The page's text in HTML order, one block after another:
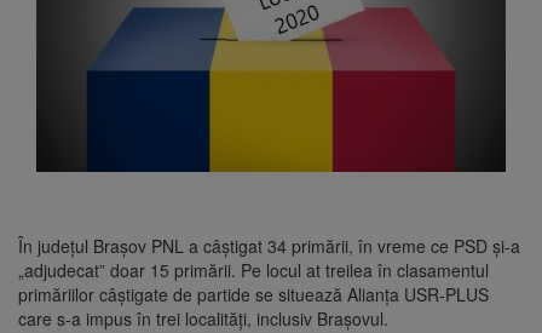
În județul Brașov PNL a câștigat 34 primării, în vreme ce PSD și-a
„adjudecat” doar 15 primării. Pe locul at treilea în clasamentul
primăriilor câștigate de partide se situează Alianța USR-PLUS
care s-a impus în trei localități, inclusiv Brașovul.